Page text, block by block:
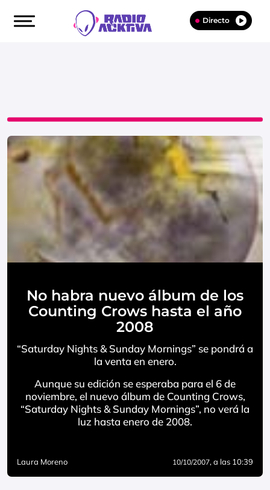
Directo
No habra nuevo álbum de los
Counting Crows hasta el año
2008
“Saturday Nights & Sunday Mornings” se pondrá a
la venta en enero.
Aunque su edición se esperaba para el 6 de
noviembre, el nuevo álbum de Counting Crows,
“Saturday Nights & Sunday Mornings”, no verá la
luz hasta enero de 2008.
Laura Moreno 10/10/2007, a las 10:39